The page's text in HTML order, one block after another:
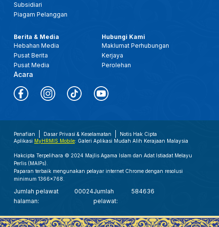
Subsidiari
Piagam Pelanggan
Berita & Media
Hebahan Media
Pusat Berita
Pusat Media
Acara
Hubungi Kami
Maklumat Perhubungan
Kerjaya
Perolehan
Penafian Dasar Privasi & Keselamatan
Notis Hak Cipta
Aplikasi MyHRMIS Mobile: Galeri Aplikasi Mudah Alih Kerajaan Malaysia
Hakcipta Terpelihara © 2024 Majlis Agama Islam dan Adat Istiadat Melayu
Perlis (MAIPs).
Paparan terbaik mengunakan pelayar internet Chrome dengan resolusi
minimum 1366x768.
Jumlah pelawat
halaman:
00024Jumlah
pelawat:
584636